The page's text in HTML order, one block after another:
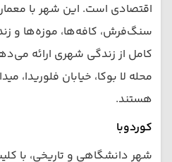
اقتصادی است. این شهر با
سنگ‌فرش، کافه‌ها، موزه‌ها و
کامل از زندگی شهری ارائه
محله لا بوکا، خیابان فلوریدا،
هستند.
کوردوبا
شهر دانشگاهی و تاریخی، با